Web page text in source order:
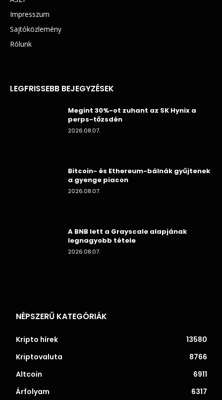
Impresszum
Sajtóközlemény
Rólunk
LEGFRISSEBB BEJEGYZÉSEK
Megint 30%-ot zuhant az SK Hynix a
perps-tőzsdén
2026.08.07.
Bitcoin- és Ethereum-bálnák gyűjtenek
a gyenge piacon
2026.08.07.
A BNB lett a Grayscale alapjának
legnagyobb tétele
2026.08.07.
NÉPSZERŰ KATEGÓRIÁK
Kripto hírek
13580
Kriptovaluta
8766
Altcoin
6911
Árfolyam
6317